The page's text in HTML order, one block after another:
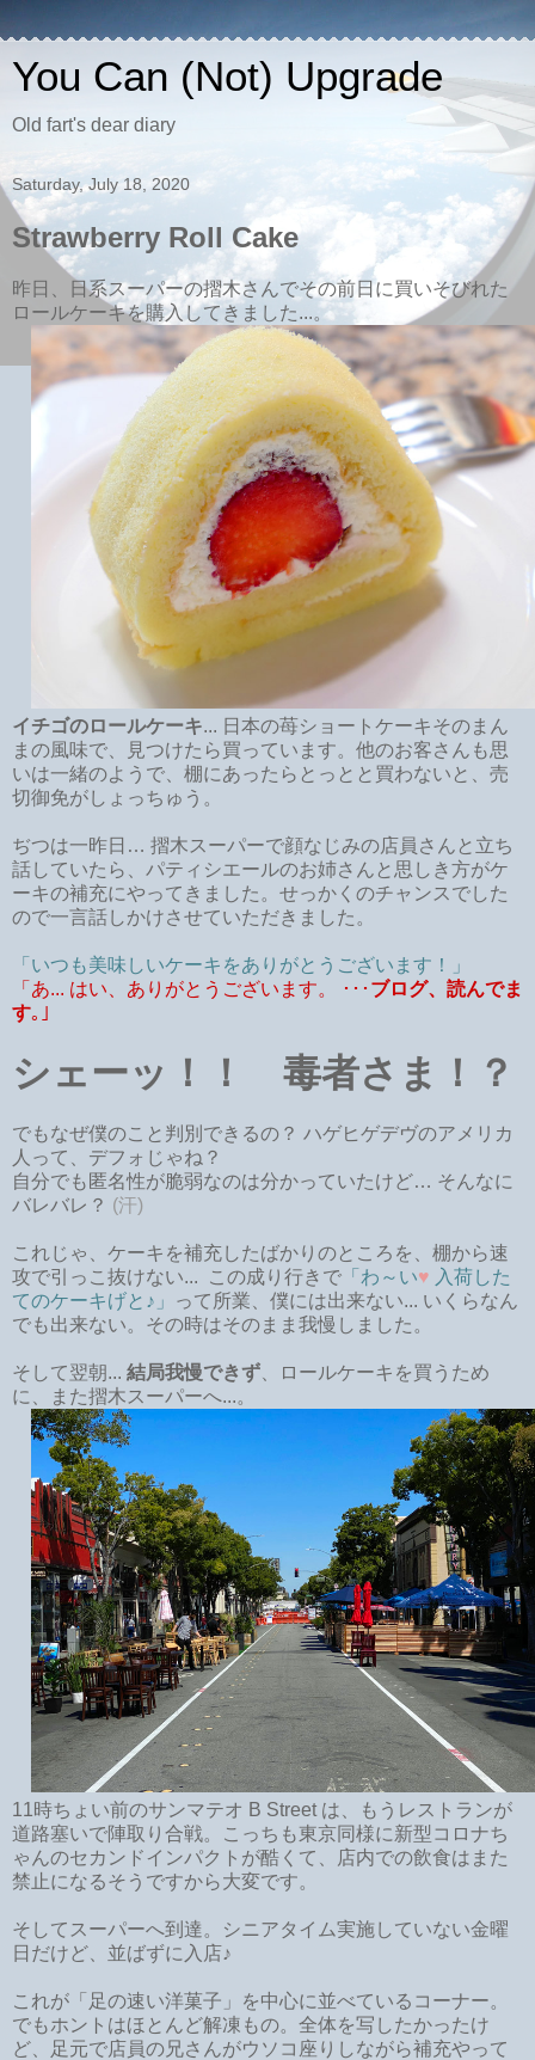
You Can (Not) Upgrade
Old fart's dear diary
Saturday, July 18, 2020
Strawberry Roll Cake
昨日、日系スーパーの摺木さんでその前日に買いそびれた
ロールケーキを購入してきました...。
イチゴのロールケーキ... 日本の苺ショートケーキそのまん
まの風味で、見つけたら買っています。他のお客さんも思
いは一緒のようで、棚にあったらとっとと買わないと、売
切御免がしょっちゅう。
ぢつは一昨日… 摺木スーパーで顔なじみの店員さんと立ち
話していたら、パティシエールのお姉さんと思しき方がケ
ーキの補充にやってきました。せっかくのチャンスでした
ので一言話しかけさせていただきました。
「いつも美味しいケーキをありがとうございます！」
「あ... はい、ありがとうございます。 ･･･ ブログ、読んでま
す｡」
シェーッ！！ 毒者さま！？
でもなぜ僕のこと判別できるの？ ハゲヒゲデヴのアメリカ
人って、デフォじゃね？
自分でも匿名性が脆弱なのは分かっていたけど… そんなに
バレバレ？ (汗)
これじゃ、ケーキを補充したばかりのところを、棚から速
攻で引っこ抜けない... この成り行きで 「わ～い♥ 入荷した
てのケーキげと♪」
って所業、僕には出来ない... いくらなん
でも出来ない。その時はそのまま我慢しました。
そして翌朝... 結局我慢できず 、ロールケーキを買うため
に、また摺木スーパーへ...。
11時ちょい前のサンマテオ B Street は、もうレストランが
道路塞いで陣取り合戦。こっちも東京同様に新型コロナち
ゃんのセカンドインパクトが酷くて、店内での飲食はまた
禁止になるそうですから大変です。
そしてスーパーへ到達。シニアタイム実施していない金曜
日だけど、並ばずに入店♪
これが「足の速い洋菓子」を中心に並べているコーナー。
でもホントはほとんど解凍もの。全体を写したかったけ
ど、足元で店員の兄さんがウソコ座りしながら補充やって